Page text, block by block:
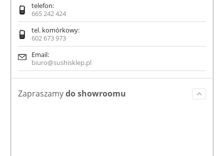
telefon:
665 242 424
tel. komórkowy:
602 673 973
Email:
biuro@sushisklep.pl
Zapraszamydo showroomu